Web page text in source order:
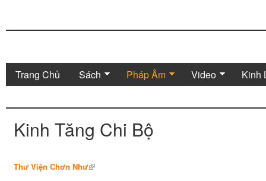
Trang Chủ Sách Pháp Âm Video Kinh
Kinh Tăng Chi Bộ
Thư Viện Chơn Như